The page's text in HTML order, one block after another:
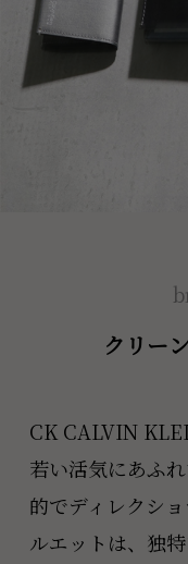
クリー
CK CALVIN
若い活気にあふ
的でディレクシ
ルエットは、独